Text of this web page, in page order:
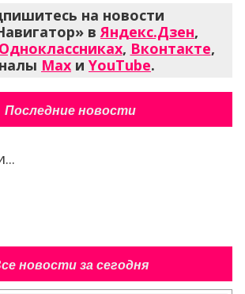
на новости
вЯндекс.Дзен,
Одноклассниках, Вконтакте,
Max и YouTube.
Последние новости
новости за сегодня